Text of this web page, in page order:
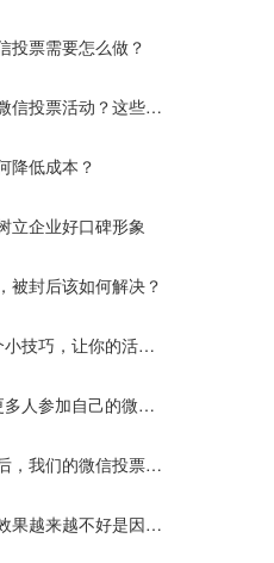
投票需要怎么做？
信投票活动？这些你
降低成本？
立企业好口碑形象
被封后该如何解决？
技巧，让你的活动
人参加自己的微信
，我们的微信投票活
果越来越不好是因为